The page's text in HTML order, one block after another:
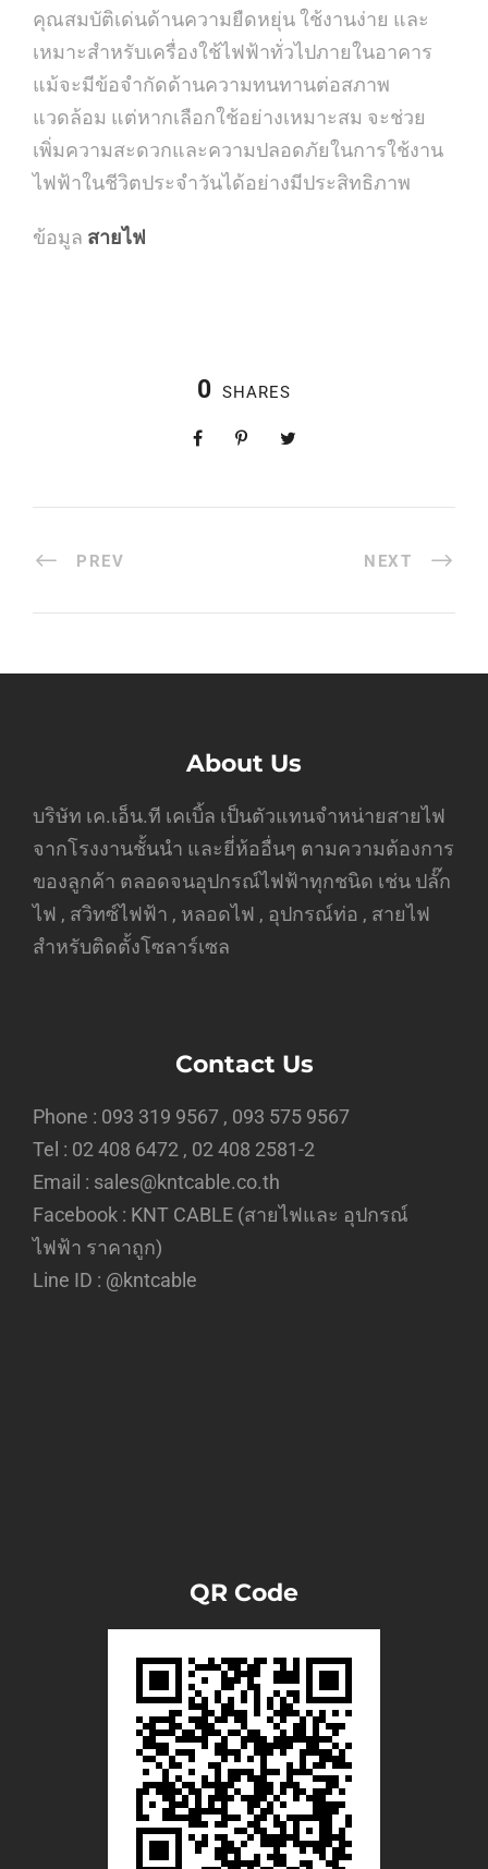
คุณสมบัติเด่นด้านความยืดหยุ่น ใช้งานง่าย และ
เหมาะสำหรับเครื่องใช้ไฟฟ้าทั่วไปภายในอาคาร
แม้จะมีข้อจำกัดด้านความทนทานต่อสภาพ
แวดล้อม แต่หากเลือกใช้อย่างเหมาะสม จะช่วย
เพิ่มความสะดวกและความปลอดภัยในการใช้งาน
ไฟฟ้าในชีวิตประจำวันได้อย่างมีประสิทธิภาพ
ข้อมูล สายไฟ
0 SHARES
PREV NEXT
About Us
บริษัท เค.เอ็น.ที เคเบิ้ล เป็นตัวแทนจำหน่ายสายไฟ
จากโรงงานชั้นนำ และยี่ห้ออื่นๆ ตามความต้องการ
ของลูกค้า ตลอดจนอุปกรณ์ไฟฟ้าทุกชนิด เช่น ปลั๊ก
ไฟ , สวิทซ์ไฟฟ้า , หลอดไฟ , อุปกรณ์ท่อ , สายไฟ
สำหรับติดตั้งโซลาร์เซล
Contact Us
Phone : 093 319 9567 , 093 575 9567
Tel : 02 408 6472 , 02 408 2581-2
Email : sales@kntcable.co.th
Facebook : KNT CABLE (สายไฟและ อุปกรณ์
ไฟฟ้า ราคาถูก)
Line ID : @kntcable
QR Code